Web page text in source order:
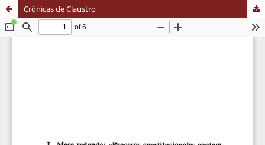
Crónicas de Claustro